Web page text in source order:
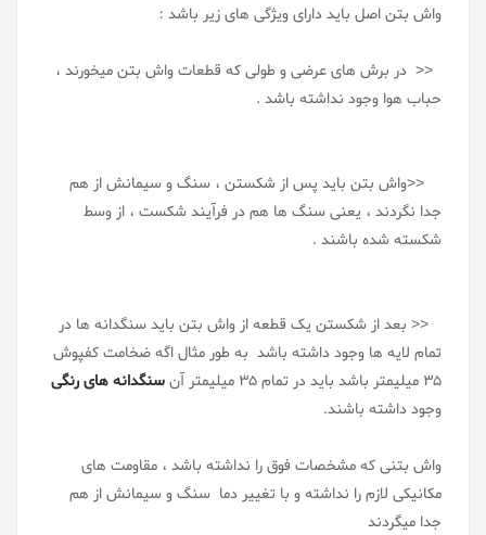
واش بتن اصل باید دارای ویژگی های زیر باشد :
<< در برش های عرضی و طولی که قطعات واش بتن میخورند ،
حباب هوا وجود نداشته باشد .
<<واش بتن باید پس از شکستن ، سنگ و سیمانش از هم
جدا نگردند ، یعنی سنگ ها هم در فرآیند شکست ، از وسط
شکسته شده باشند .
<< بعد از شکستن یک قطعه از واش بتن باید سنگدانه ها در
تمام لایه ها وجود داشته باشد به طور مثال اگه ضخامت کفپوش
35 میلیمتر باشد باید در تمام 35 میلیمتر آن
سنگدانه های رنگی
وجود داشته باشند.
واش بتنی که مشخصات فوق را نداشته باشد ، مقاومت های
مکانیکی لازم را نداشته و با تغییر دما سنگ و سیمانش از هم
جدا میگردند